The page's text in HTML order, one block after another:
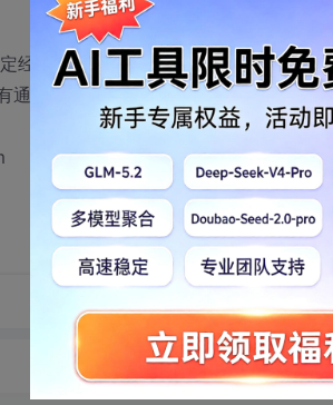
经验和编程基础。
信协议编程经验。